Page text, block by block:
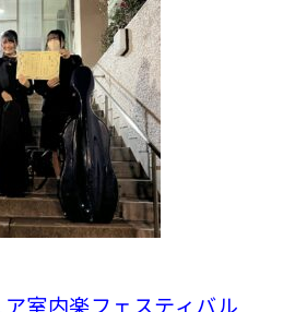
室内楽フェスティバル